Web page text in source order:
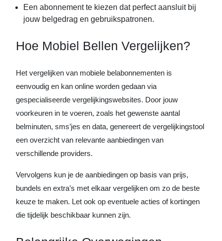
Een abonnement te kiezen dat perfect aansluit bij
jouw belgedrag en gebruikspatronen.
Hoe Mobiel Bellen Vergelijken?
Het vergelijken van mobiele belabonnementen is
eenvoudig en kan online worden gedaan via
gespecialiseerde vergelijkingswebsites. Door jouw
voorkeuren in te voeren, zoals het gewenste aantal
belminuten, sms’jes en data, genereert de vergelijkingstool
een overzicht van relevante aanbiedingen van
verschillende providers.
Vervolgens kun je de aanbiedingen op basis van prijs,
bundels en extra’s met elkaar vergelijken om zo de beste
keuze te maken. Let ook op eventuele acties of kortingen
die tijdelijk beschikbaar kunnen zijn.